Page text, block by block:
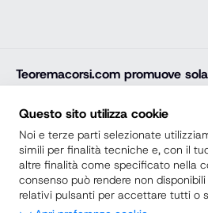
Teoremacorsi.com promuove
professionali, corsi per il
online di comprovata qualità e
riconosciuto e spendibile sul
la soluzione ideale e arricchisci il
con noi.
Secondo Diploma
Questo sito utilizza cookie
Noi e terze parti selezionate
simili per finalità tecniche e, con il
altre finalità come specificato nella
consenso può rendere non
relativi pulsanti per accettare tutti o